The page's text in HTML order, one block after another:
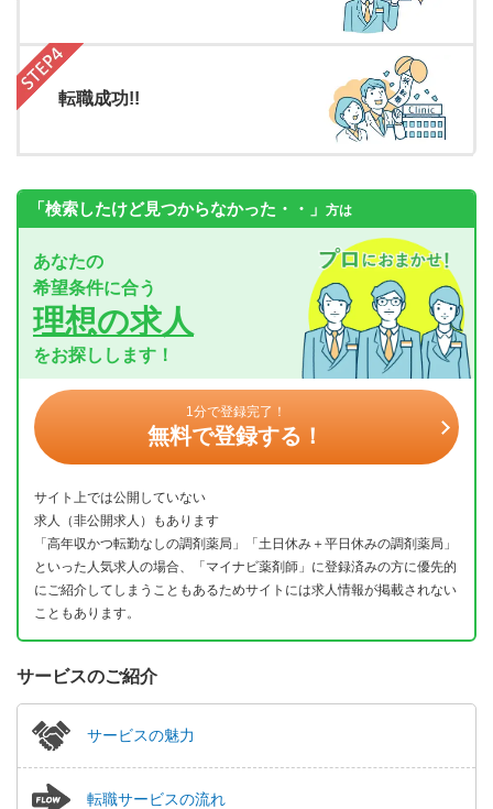
転職成功!!
「検索したけど見つからなかった・・」 方は
あなたの
希望条件に合う
理想の求人
をお探しします！
1分で登録完了！
無料で登録する！
サイト上では公開していない
求人（非公開求人）もあります
「高年収かつ転勤なしの調剤薬局」「土日休み＋平日休みの調剤薬局」
といった人気求人の場合、「マイナビ薬剤師」に登録済みの方に優先的
にご紹介してしまうこともあるためサイトには求人情報が掲載されない
こともあります。
サービスのご紹介
サービスの魅力
転職サービスの流れ